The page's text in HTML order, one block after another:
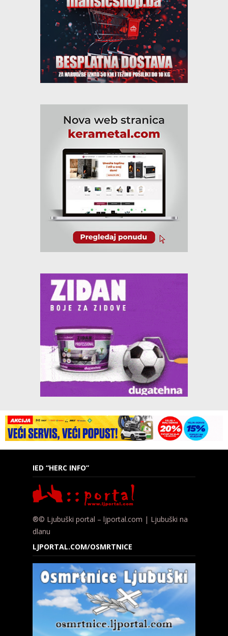
IED “HERC INFO”
®© Ljubuški portal – ljportal.com | Ljubuški na
dlanu
LJPORTAL.COM/OSMRTNICE